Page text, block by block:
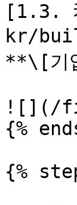
[1.3.
kr/
**\[기
![](/
{%
{%